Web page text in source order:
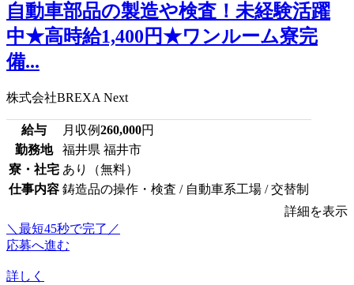
自動車部品の製造や検査！未経験活躍
中★高時給1,400円★ワンルーム寮完
備...
株式会社BREXA Next
給与 月収例260,000円
勤務地
福井県 福井市
寮・社宅 あり（無料）
仕事内容 鋳造品の操作・検査 / 自動車系工場 / 交替制
詳細を表示
＼最短45秒で完了／
応募へ進む
詳しく